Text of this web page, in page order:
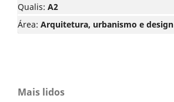
Qualis: A2
Área: Arquitetura, urbanismo e design
Mais lidos